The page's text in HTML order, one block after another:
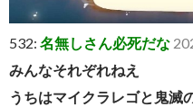
532: 名無しさん必死だな
みんなそれぞれねえ
うちはマイクラレゴと鬼滅